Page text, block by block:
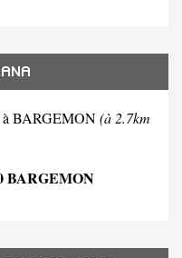
à BARGEMON(à 2.7km
BARGEMON